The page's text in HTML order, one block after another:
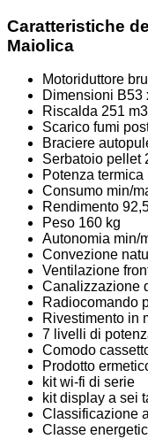
Caratteristiche
Maiolica
Motoriduttore
Dimensioni B53
Riscalda 251 m3
Scarico fumi
Braciere
Serbatoio pellet
Potenza
Consumo min/
Rendimento
Peso 160 kg
Autonomia min/
Convezione
Ventilazione
Canalizzazione
Radiocomando
Rivestimento in
7 livelli di
Comodo
Prodotto
kit wi-fi di serie
kit display a sei
Classificazione
Classe